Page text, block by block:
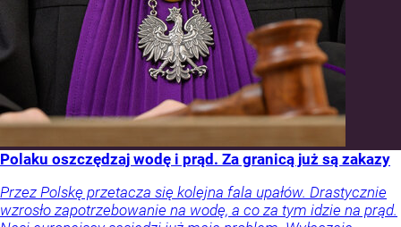
Polaku oszczędzaj wodę i prąd. Za granicą już są zakazy
Przez Polskę przetacza się kolejna fala upałów. Drastycznie
wzrosło zapotrzebowanie na wodę, a co za tym idzie na prąd.